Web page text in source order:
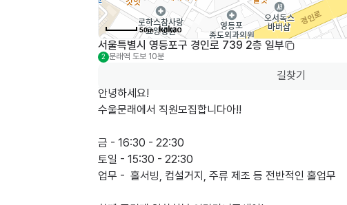
50m
서울특별시 영등포구 경인로 739 2층 일부
2 문래역 도보 10분
길찾기
안녕하세요!
수울문래에서 직원모집합니다아!!
금 - 16:30 - 22:30
토일 - 15:30 - 22:30
업무 -  홀서빙, 컵설거지, 주류 제조 등 전반적인 홀업무